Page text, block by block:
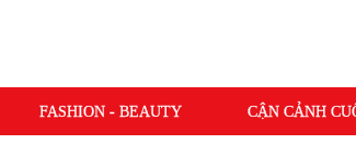
FASHION - BEAUTY CẬN CẢNH